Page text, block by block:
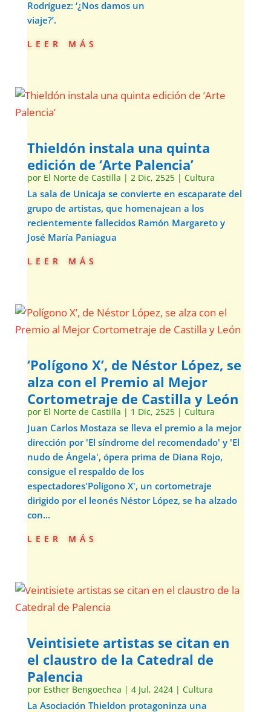
Rodríguez: ‘¿Nos damos un
viaje?’.
leer más
Thieldón instala una quinta
edición de ‘Arte Palencia’
por El Norte de Castilla | 2 Dic, 2525| Cultura
La sala de Unicaja se convierte en escaparate del
grupo de artistas, que homenajean a los
recientemente fallecidos Ramón Margareto y
José María Paniagua
leer más
‘Polígono X’, de Néstor López, se
alza con el Premio al Mejor
Cortometraje de Castilla y León
por El Norte de Castilla | 1 Dic, 2525| Cultura
Juan Carlos Mostaza se lleva el premio a la mejor
dirección por 'El síndrome del recomendado' y 'El
nudo de Ángela', ópera prima de Diana Rojo,
consigue el respaldo de los
espectadores'Polígono X', un cortometraje
dirigido por el leonés Néstor López, se ha alzado
con...
leer más
Veintisiete artistas se citan en
el claustro de la Catedral de
Palencia
por Esther Bengoechea | 4 Jul, 2424| Cultura
La Asociación Thieldon protagoninza una